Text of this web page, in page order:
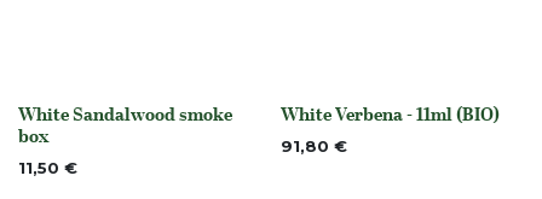
None
White Sandalwood smoke
box
11,50 €
None
White Verbena - 11ml (BIO)
91,80 €